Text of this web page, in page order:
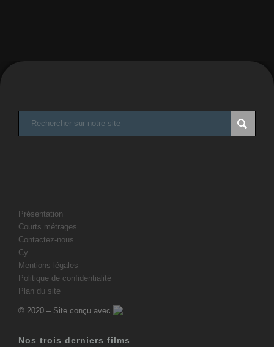
Présentation
Courts métrages
Contactez-nous
Cy
Mentions légales
Politique de confidentialité
Plan du site
© 2020 – Site conçu avec
Nos trois derniers films